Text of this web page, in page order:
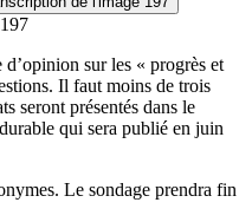
d’opinion sur les « progrès et
Il faut moins de trois
seront présentés dans le
qui sera publié en juin
Le sondage prendra fin